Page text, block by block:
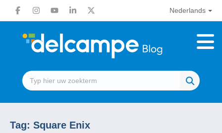
Nederlands
Tag: Square Enix